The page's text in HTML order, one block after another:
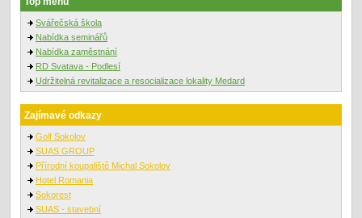
Svářečská škola
Nabídka seminářů
Nabídka zaměstnání
RD Svatava - Podlesí
Udržitelná revitalizace a resocializace lokality Medard
Zajímavé odkazy
Golf Sokolov
SUAS GROUP
Přírodní koupaliště Michal Sokolov
Hotel Romania
Sokorest
SUAS - stavební